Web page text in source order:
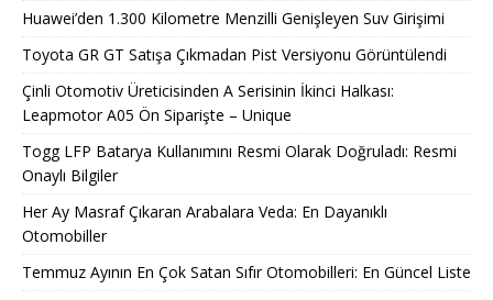
Huawei’den 1.300 Kilometre Menzilli Genişleyen Suv Girişimi
Toyota GR GT Satışa Çıkmadan Pist Versiyonu Görüntülendi
Çinli Otomotiv Üreticisinden A Serisinin İkinci Halkası:
Leapmotor A05 Ön Siparişte – Unique
Togg LFP Batarya Kullanımını Resmi Olarak Doğruladı: Resmi
Onaylı Bilgiler
Her Ay Masraf Çıkaran Arabalara Veda: En Dayanıklı
Otomobiller
Temmuz Ayının En Çok Satan Sıfır Otomobilleri: En Güncel Liste